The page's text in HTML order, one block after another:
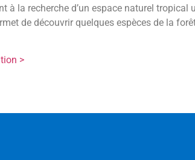
à la recherche d’un espace naturel
de découvrir quelques espèces de la
>